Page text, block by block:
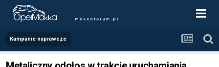
Kampanie naprawcze